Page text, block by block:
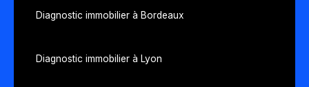
Diagnostic immobilier à Bordeaux
Diagnostic immobilier à Lyon